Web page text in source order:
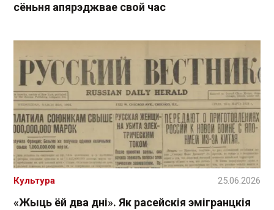
сёньня апярэджвае свой час
«Жыць ёй два дні». Як расейскія эмігранцкія
Культура 25.06.2026